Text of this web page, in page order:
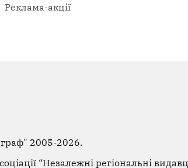
Реклама-акції
2005-2026.
“Незалежні регіональні